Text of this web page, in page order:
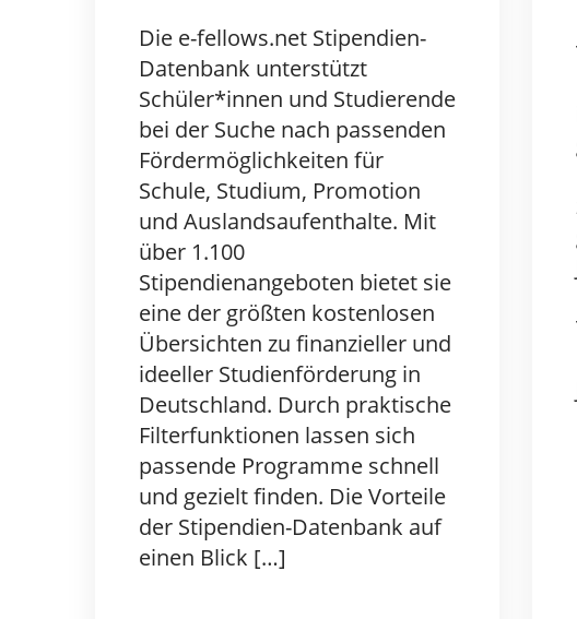
Die e-fellows.net Stipendien-
Datenbank unterstützt
Schüler*innen und Studierende
bei der Suche nach passenden
Fördermöglichkeiten für
Schule, Studium, Promotion
und Auslandsaufenthalte. Mit
über 1.100
Stipendienangeboten bietet sie
eine der größten kostenlosen
Übersichten zu finanzieller und
ideeller Studienförderung in
Deutschland. Durch praktische
Filterfunktionen lassen sich
passende Programme schnell
und gezielt finden. Die Vorteile
der Stipendien-Datenbank auf
einen Blick […]